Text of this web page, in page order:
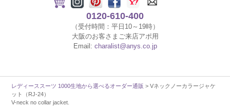
0120-610-400
（受付時間：平日10～19時）
大阪のお客さまご来店アポ用
Email: charalist@anys.co.jp
レディーススーツ 1000生地から選べるオーダー通販 > Vネックノーカラージャケ
ット（RJ-24）
V-neck no collar jacket.